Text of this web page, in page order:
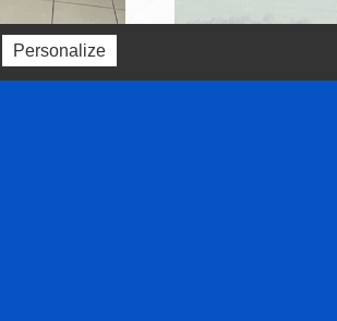
Personalize